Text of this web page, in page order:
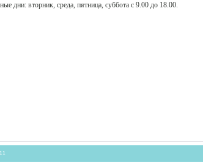
дни: вторник, среда, пятница, суббота с 9.00 до 18.00.
11